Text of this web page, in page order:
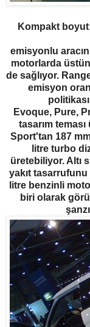
Kompakt
emisyonlu
motorlarda
de sağlıyor.
emisyon
Evoque, Pure,
tasarım
Sport'tan 187
litre turbo
üretebiliyor. Altı
yakıt
litre benzinli
biri olarak